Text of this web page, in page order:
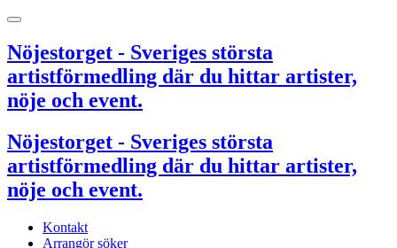
Nöjestorget - Sveriges största
artistförmedling där du hittar artister,
nöje och event.
Nöjestorget - Sveriges största
artistförmedling där du hittar artister,
nöje och event.
Kontakt
Arrangör söker